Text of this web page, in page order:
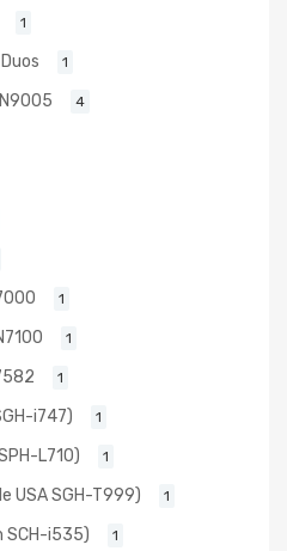
1
1
4
1
1
1
i747) 1
L710) 1
USA SGH-T999) 1
SCH-i535) 1